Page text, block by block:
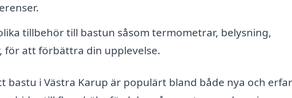
tillbehör till bastun såsom termometrar, belysning,
för att förbättra din upplevelse.
bastu i Västra Karup är populärt bland både nya och